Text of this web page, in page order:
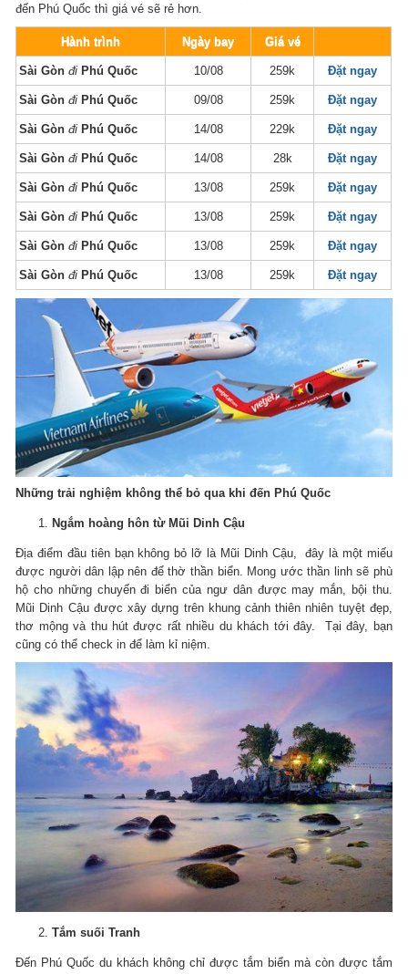
đến Phú Quốc thì giá vé sẽ rẻ hơn.
Hành trình Ngày bay Giá vé
Sài Gònđi Phú Quốc 10/08 259k Đặt ngay
Sài Gònđi Phú Quốc 09/08 259k Đặt ngay
Sài Gònđi Phú Quốc 14/08 229k Đặt ngay
Sài Gònđi Phú Quốc 14/08 28k Đặt ngay
Sài Gònđi Phú Quốc 13/08 259k Đặt ngay
Sài Gònđi Phú Quốc 13/08 259k Đặt ngay
Sài Gònđi Phú Quốc 13/08 259k Đặt ngay
Sài Gònđi Phú Quốc 13/08 259k Đặt ngay
Những trải nghiệm không thể bỏ qua khi đến Phú Quốc
Ngắm hoàng hôn từ Mũi Dinh Cậu
Địa điểm đầu tiên bạn không bỏ lỡ là Mũi Dinh Cậu, đây là một miếu
được người dân lập nên để thờ thần biển. Mong ước thần linh sẽ phù
hộ cho những chuyến đi biển của ngư dân được may mắn, bội thu.
Mũi Dinh Cậu được xây dựng trên khung cảnh thiên nhiên tuyệt đẹp,
thơ mộng và thu hút được rất nhiều du khách tới đây. Tại đây, bạn
cũng có thể check in để làm kỉ niệm.
Tắm suối Tranh
Đến Phú Quốc du khách không chỉ được tắm biển mà còn được tắm